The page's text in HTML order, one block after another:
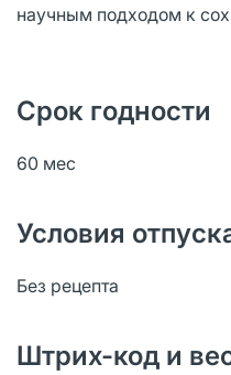
научным подходом к
Срок годности
60 мес
Условия
Без рецепта
Штрих-код и